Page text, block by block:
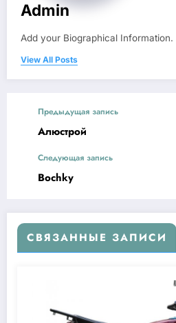
Admin
Add your Biographical Information.
View All Posts
Предыдущая запись
Алюстрой
Следующая запись
Bochky
СВЯЗАННЫЕ ЗАПИСИ